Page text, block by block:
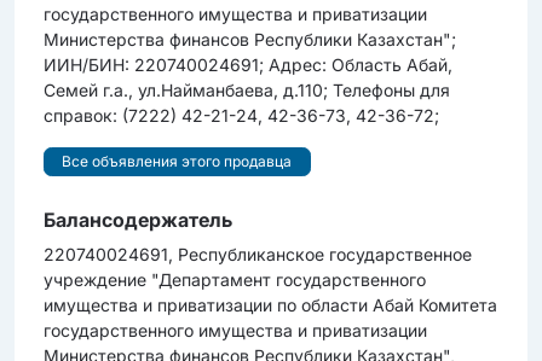
государственного имущества и приватизации
Министерства финансов Республики Казахстан";
ИИН/БИН: 220740024691; Адрес: Область Абай,
Семей г.а., ул.Найманбаева, д.110; Телефоны для
справок: (7222) 42-21-24, 42-36-73, 42-36-72;
Все объявления этого продавца
Балансодержатель
220740024691, Республиканское государственное
учреждение "Департамент государственного
имущества и приватизации по области Абай Комитета
государственного имущества и приватизации
Министерства финансов Республики Казахстан",